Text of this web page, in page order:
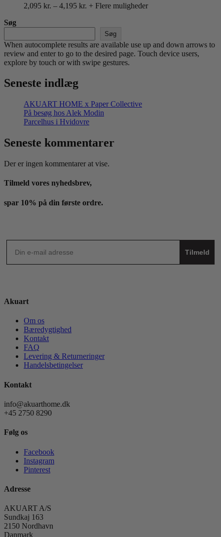
2,095 kr. – 4,195 kr. Prisinterval:
4,195 kr.
+ Flere muligheder
Søg
Søg
When autocomplete results are available use up and down arrows to
review and enter to go to the desired page. Touch device users,
explore by touch or with swipe gestures.
Seneste indlæg
AKUART HOME x Paper Collective
På besøg hos Alek Modin
Parcelhus i Hvidovre
Seneste kommentarer
Der er ingen kommentarer at vise.
Tilmeld vores nyhedsbrev,
spar 10% på din første ordre.
Tilmeld
Akuart
Om os
Bæredygtighed
Kontakt
FAQ
Levering & Returneringer
Handelsbetingelser
Kontakt
info@akuarthome.dk
+45 2750 8290
Følg os
Facebook
Instagram
Pinterest
Adresse
AKUART A/S
Sundkaj 163
2150 Nordhavn
Danmark